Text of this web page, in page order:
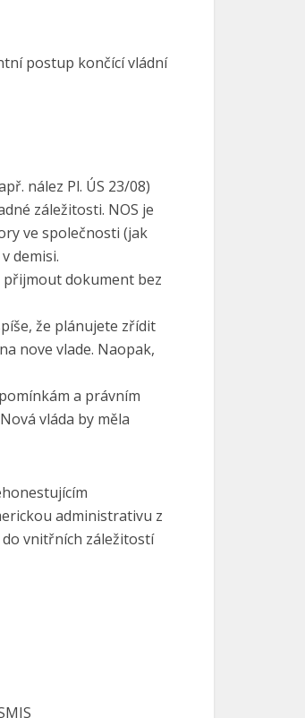
postup končící vládní
nález Pl. ÚS 23/08)
záležitosti. NOS je
ve společnosti (jak
demisi.
přijmout dokument bez
že plánujete zřídit
nove vlade. Naopak,
a právním
vláda by měla
administrativu z
do vnitřních záležitostí